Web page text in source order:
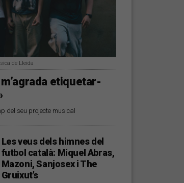
de Lleida
etiquetar-
del seu projecte musical
Les veus dels himnes del
futbol català: Miquel Abras,
Mazoni, Sanjosex i The
Gruixut’s